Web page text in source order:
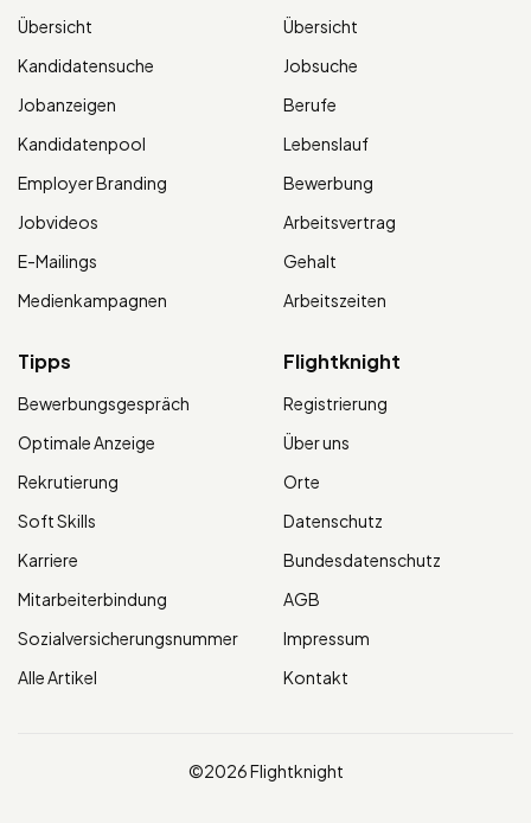
Übersicht
Kandidatensuche
Jobanzeigen
Kandidatenpool
Employer Branding
Jobvideos
E-Mailings
Medienkampagnen
Übersicht
Jobsuche
Berufe
Lebenslauf
Bewerbung
Arbeitsvertrag
Gehalt
Arbeitszeiten
Tipps
Bewerbungsgespräch
Optimale Anzeige
Rekrutierung
Soft Skills
Karriere
Mitarbeiterbindung
Sozialversicherungsnummer
Alle Artikel
Flightknight
Registrierung
Über uns
Orte
Datenschutz
Bundesdatenschutz
AGB
Impressum
Kontakt
©2026 Flightknight